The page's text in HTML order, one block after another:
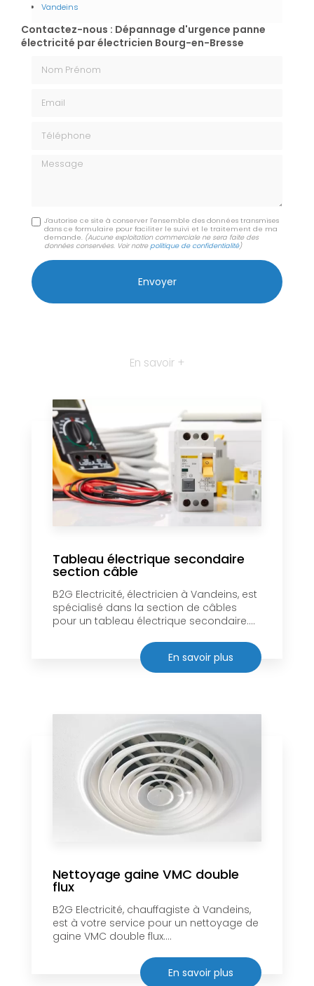
Vandeins
Contactez-nous : Dépannage d'urgence panne
électricité par électricien Bourg-en-Bresse
Message
J'autorise ce site à conserver l'ensemble des données transmises
dans ce formulaire pour faciliter le suivi et le traitement de ma
demande. (Aucune exploitation commerciale ne sera faite des
données conservées. Voir notrepolitique de confidentialité)
En savoir +
Tableau électrique secondaire
section câble
B2G Electricité, électricien à Vandeins, est
spécialisé dans la section de câbles
pour un tableau électrique secondaire....
En savoir plus
Nettoyage gaine VMC double
flux
B2G Electricité, chauffagiste à Vandeins,
est à votre service pour un nettoyage de
gaine VMC double flux....
En savoir plus